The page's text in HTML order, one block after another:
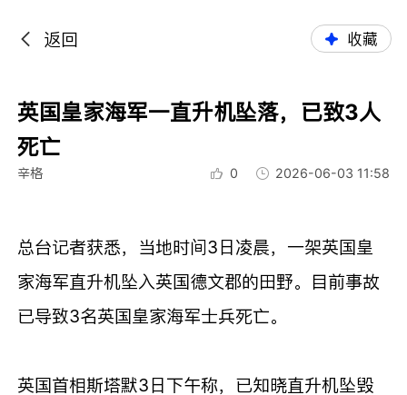
返回 收藏
英国皇家海军一直升机坠落，已致3人
死亡
辛格 0 2026-06-03 11:58
总台记者获悉，当地时间3日凌晨，一架英国皇
家海军直升机坠入英国德文郡的田野。目前事故
已导致3名英国皇家海军士兵死亡。
英国首相斯塔默3日下午称，已知晓直升机坠毁